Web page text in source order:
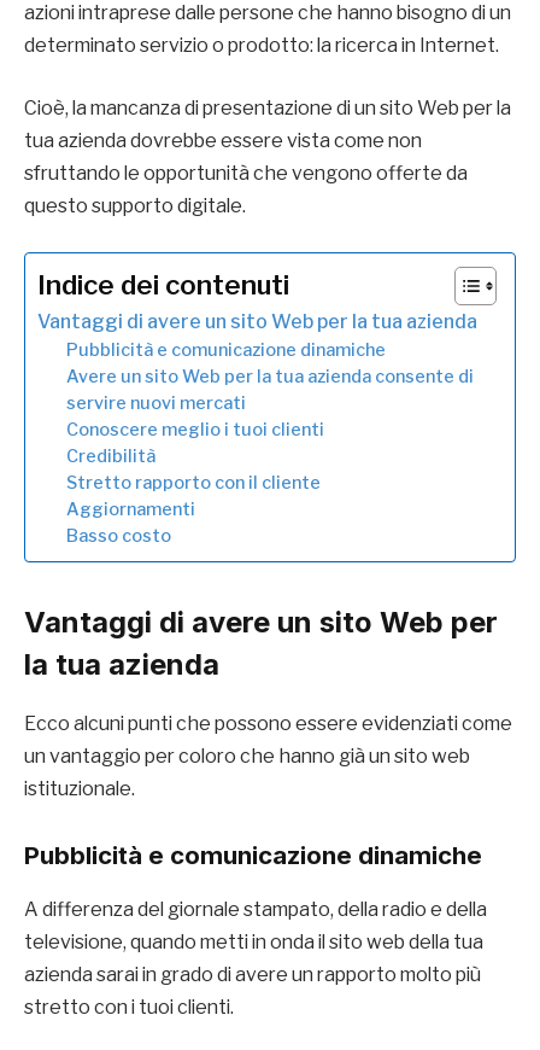
azioni intraprese dalle persone che hanno bisogno di un
determinato servizio o prodotto: la ricerca in Internet.
Cioè, la mancanza di presentazione di un sito Web per la
tua azienda dovrebbe essere vista come non
sfruttando le opportunità che vengono offerte da
questo supporto digitale.
Indice dei contenuti
Vantaggi di avere un sito Web per la tua azienda
Pubblicità e comunicazione dinamiche
Avere un sito Web per la tua azienda consente di
servire nuovi mercati
Conoscere meglio i tuoi clienti
Credibilità
Stretto rapporto con il cliente
Aggiornamenti
Basso costo
Vantaggi di avere un sito Web per
la tua azienda
Ecco alcuni punti che possono essere evidenziati come
un vantaggio per coloro che hanno già un sito web
istituzionale.
Pubblicità e comunicazione dinamiche
A differenza del giornale stampato, della radio e della
televisione, quando metti in onda il sito web della tua
azienda sarai in grado di avere un rapporto molto più
stretto con i tuoi clienti.